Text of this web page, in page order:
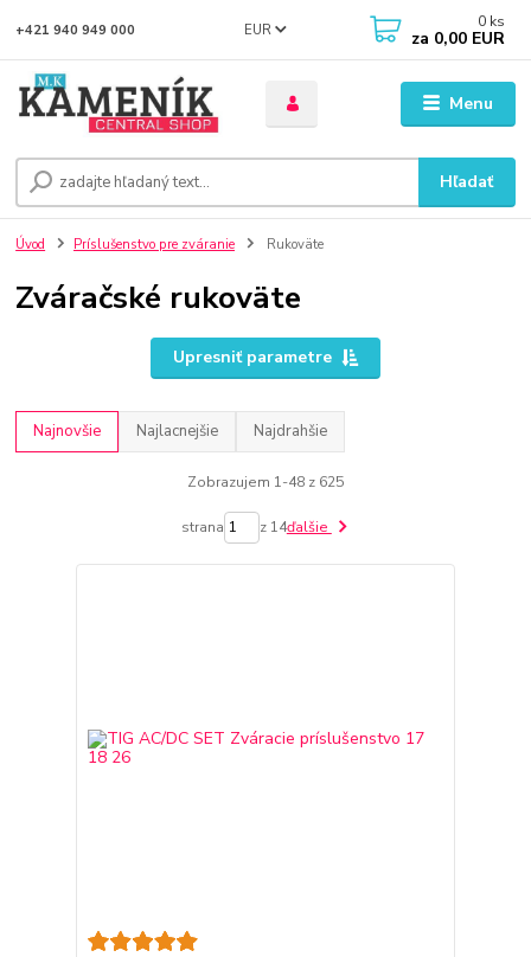
Menu
EUR
Hľadať
+421 940 949 000 0 ks
za 0,00 EUR
Úvod Príslušenstvo pre zváranie Rukoväte
Zváračské rukoväte
Upresniť parametre
Najnovšie Najlacnejšie Najdrahšie
Zobrazujem 1-48 z 625
strana z 14ďalšie